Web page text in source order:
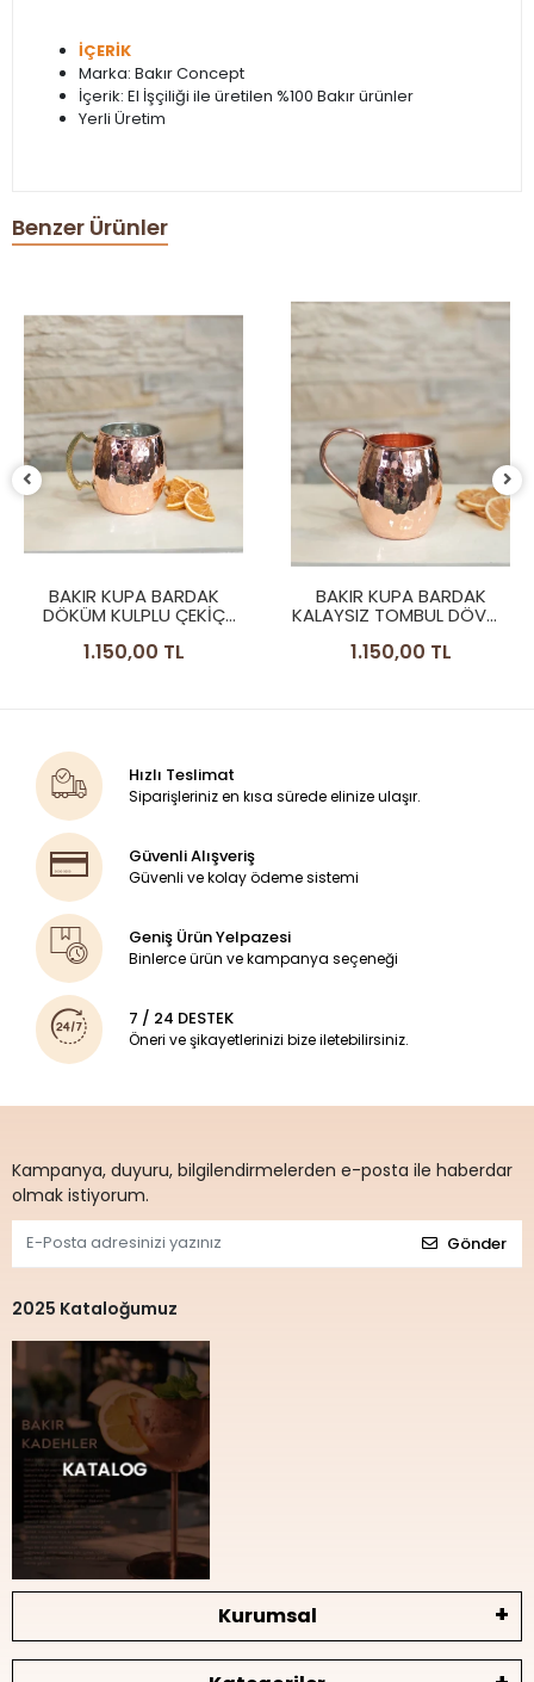
İÇERİK
Marka: Bakır Concept
İçerik: El İşçiliği ile üretilen %100 Bakır ürünler
Yerli Üretim
Benzer Ürünler
BAKIR KUPA BARDAK
DÖKÜM KULPLU ÇEKİÇ
DÖVME MODEL BAKIR
RENK
1.150,00 TL
BAKIR KUPA BARDAK
KALAYSIZ TOMBUL DÖVME
1.150,00 TL
Hızlı Teslimat
Siparişleriniz en kısa sürede elinize ulaşır.
Güvenli Alışveriş
Güvenli ve kolay ödeme sistemi
Geniş Ürün Yelpazesi
Binlerce ürün ve kampanya seçeneği
7 / 24 DESTEK
Öneri ve şikayetlerinizi bize iletebilirsiniz.
Kampanya, duyuru, bilgilendirmelerden e-posta ile haberdar
olmak istiyorum.
Gönder
2025 Kataloğumuz
Kurumsal